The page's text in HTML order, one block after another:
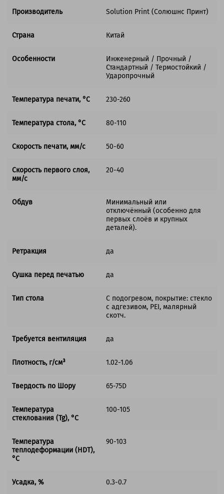
Производитель Solution Print (Солюшнс Принт)
Страна Китай
Особенности
Инженерный / Прочный /
Стандартный / Термостойкий /
Ударопрочный
Температура печати, °C 230-260
Температура стола, °C 80-110
Скорость печати, мм/с 50-60
Скорость первого слоя,
мм/с
20-40
Обдув
Минимальный или
отключённый (особенно для
первых слоёв и крупных
деталей).
Ретракция да
Сушка перед печатью да
Тип стола
С подогревом, покрытие: стекло
с адгезивом, PEI, малярный
скотч.
Требуется вентиляция да
Плотность, г/см³ 1.02-1.06
Твердость по Шору 65-75D
Температура
стеклования (Tg), °C
100-105
Температура
теплодеформации (HDT),
°C
90-103
Усадка, % 0.3-0.7